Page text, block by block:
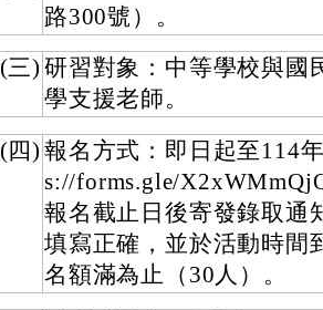
路300號）。
(三) 研習對象：中等學校與國
學支援老師。
(四) 報名方式：即日起至114
s://forms.gle/
報名截止日後寄發錄取通
填寫正確，並於活動時間
名額滿為止（30人）。